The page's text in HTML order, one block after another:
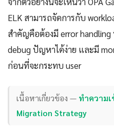
ELK สามารถจัดการกับ
สำคัญคือต้องมี error
debug ปัญหาได้ง่าย และมี
ก่อนที่จะกระทบ user
เนื้อหาเกี่ยวข้อง — ทำความ
Migration Strategy